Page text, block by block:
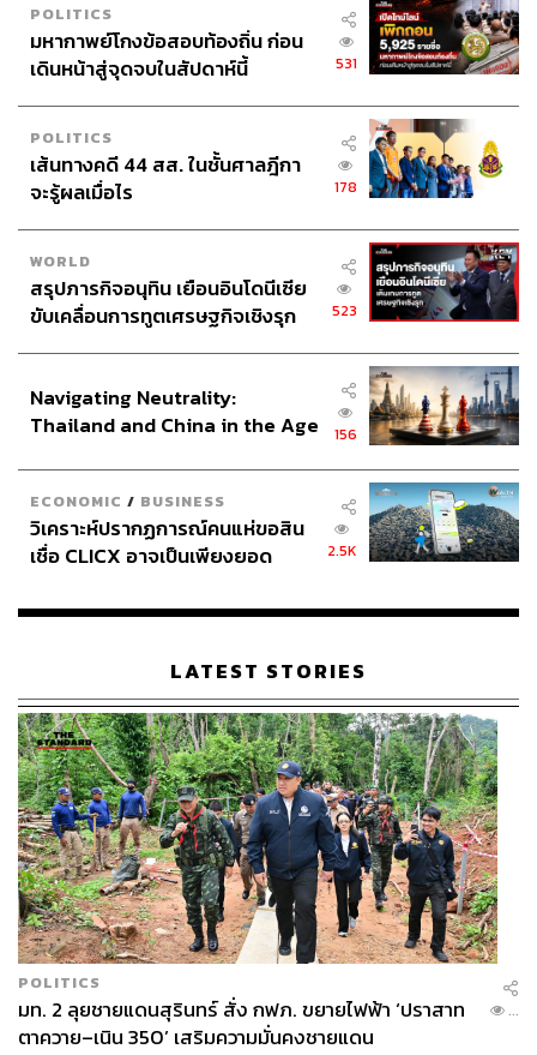
POLITICS
มหากาพย์โกงข้อสอบท้องถิ่น ก่อน
เดินหน้าสู่จุดจบในสัปดาห์นี้
531
POLITICS
เส้นทางคดี 44 สส. ในชั้นศาลฎีกา
จะรู้ผลเมื่อไร
178
WORLD
สรุปภารกิจอนุทิน เยือนอินโดนีเซีย
ขับเคลื่อนการทูตเศรษฐกิจเชิงรุก
523
Navigating Neutrality:
Thailand and China in the Age
156
ECONOMIC / BUSINESS
วิเคราะห์ปรากฏการณ์คนแห่ขอสิน
เชื่อ CLICX อาจเป็นเพียงยอด
เรือนไทยที่ถูกซุกไว้
2.5K
LATEST STORIES
POLITICS
มท. 2 ลุยชายแดนสุรินทร์ สั่ง กฟภ. ขยายไฟฟ้า ‘ปราสาท
ตาควาย–เนิน 350’ เสริมความมั่นคงชายแดน
...